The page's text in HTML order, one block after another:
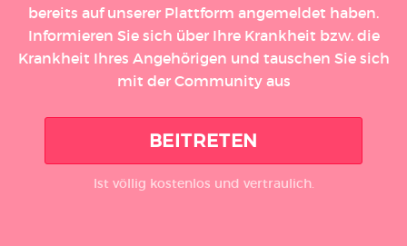
bereits auf unserer Plattform angemeldet haben.
Informieren Sie sich über Ihre Krankheit bzw. die
Krankheit Ihres Angehörigen und tauschen Sie sich
mit der Community aus
BEITRETEN
Ist völlig kostenlos und vertraulich.